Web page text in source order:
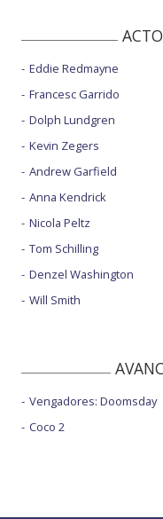
Eddie Redmayne
Francesc Garrido
Dolph Lundgren
Kevin Zegers
Andrew Garfield
Anna Kendrick
Nicola Peltz
Tom Schilling
Denzel Washington
Will Smith
Vengadores: Doomsday
Coco 2